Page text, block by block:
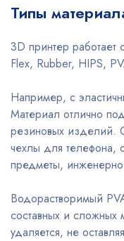
Типы
3D принтер
Flex, Rubber, HIPS,
Например, с
Материал отлично
резиновых изделий.
чехлы для телефона,
предметы,
Водорастворимый
составных и
удаляется, не